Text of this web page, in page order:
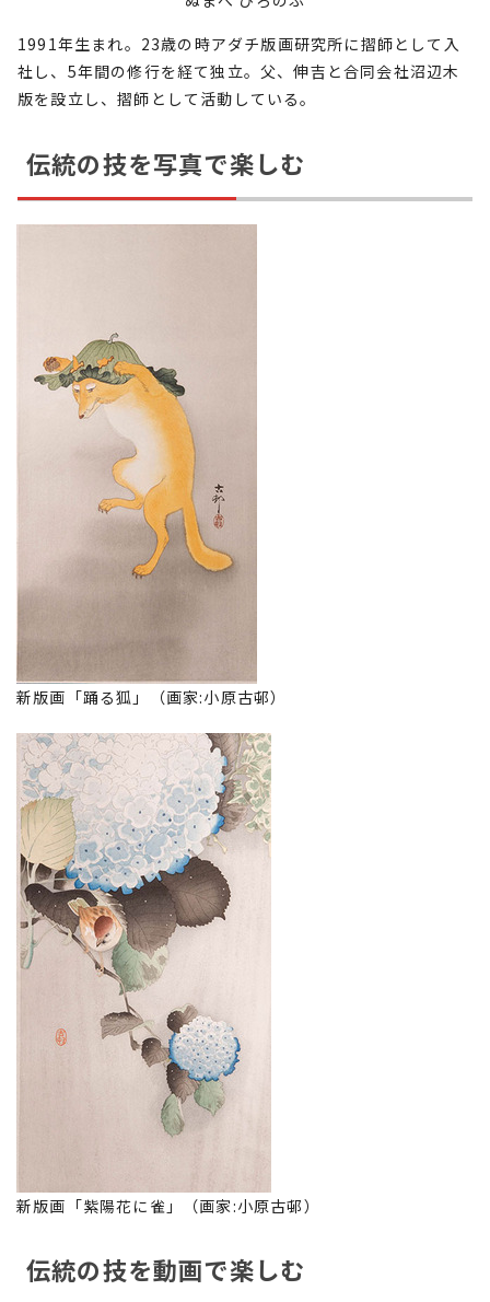
1991年生まれ。23歳の時アダチ版画研究所に摺師として入
社し、5年間の修行を経て独立。父、伸吉と合同会社沼辺木
版を設立し、摺師として活動している。
伝統の技を写真で楽しむ
新版画「踊る狐」（画家:小原古邨）
新版画「紫陽花に雀」（画家:小原古邨）
伝統の技を動画で楽しむ